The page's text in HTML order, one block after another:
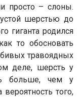
просто – слоны.
шерстью до
гиганта родился
то обосновать
травоядных
деле, шерсть у
больше, чем у
того,